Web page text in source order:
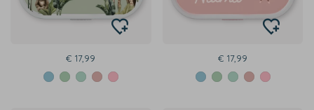
€ 17,99 € 17,99